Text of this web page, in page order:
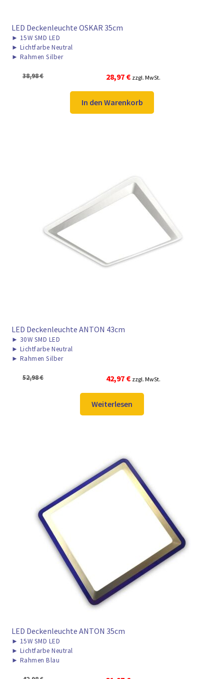
LED Deckenleuchte OSKAR 35cm
► 15W SMD LED
► Lichtfarbe Neutral
► Rahmen Silber
38,98€
Ursprünglicher
Preis
war:
38,98 €
28,97 €Aktueller
Preis
ist:
28,97 €.
zzgl. MwSt.
In den Warenkorb
LED Deckenleuchte ANTON 43cm
► 30W SMD LED
► Lichtfarbe Neutral
► Rahmen Silber
52,98€
Ursprünglicher
Preis
war:
52,98 €
42,97 €Aktueller
Preis
ist:
42,97 €.
zzgl. MwSt.
Weiterlesen
LED Deckenleuchte ANTON 35cm
► 15W SMD LED
► Lichtfarbe Neutral
► Rahmen Blau